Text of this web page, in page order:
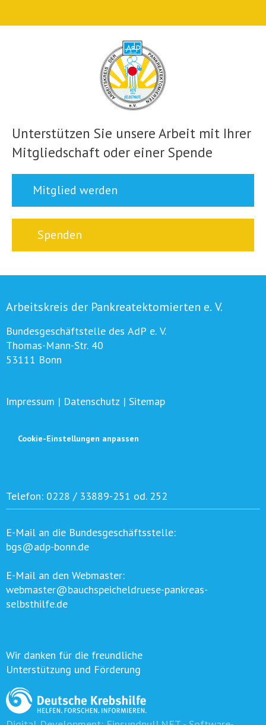
Unterstützen Sie unsere Arbeit mit Ihrer
Mitgliedschaft oder einer Spende
Mitglied werden
Spenden
Arbeitskreis der Pankreatektomierten e. V.
Bundesgeschäftstelle des AdP e. V.
Thomas-Mann-Str. 40
53111 Bonn
Impressum | Datenschutz | Sitemap
Cookie-Einstellungen anpassen
Telefon: 0228 / 33889-251 od. 252
E-Mail an die Bundesgeschäftsstelle:
bgs@adp-bonn.de
E-Mail an den Webmaster:
webmaster@bauchspeicheldruese-pankreas-
selbsthilfe.de
Wir danken für die freundliche
Unterstützung und Förderung